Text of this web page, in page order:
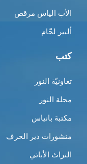
الأب الياس مرقص
ألبير لحّام
كتب
تعاونيّة النور
مجلة النور
مكتبة بانياس
منشورات دير الحرف
التراث الأبائي